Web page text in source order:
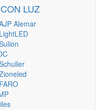
LUZ
Alemar